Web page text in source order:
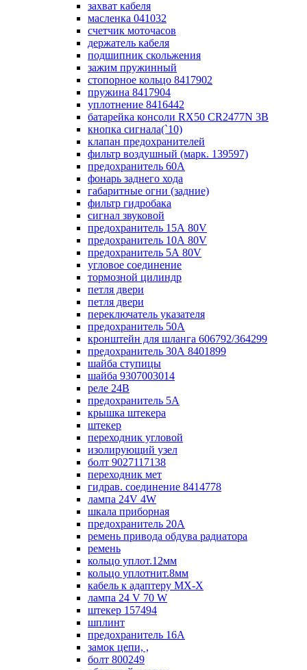
захват кабеля
масленка 041032
счетчик моточасов
держатель кабеля
подшипник скольжения
зажим пружинный
стопорное кольцо 8417902
пружина 8417904
уплотнение 8416442
батарейка консоли RX50 CR2477N 3B
кнопка сигнала(`10)
клапан предохранителей
фильтр воздушный (марк. 139597)
предохранитель 60А
фонарь заднего хода
габаритные огни (задние)
фильтр гидробака
сигнал звуковой
предохранитель 15А 80V
предохранитель 10А 80V
предохранитель 5А 80V
угловое соединение
тормозной цилиндр
петля двери
петля двери
переключатель указателя
предохранитель 50А
кронштейн для шланга 606792/364299
предохранитель 30А 8401899
шайба ступицы
шайба 9307003014
реле 24В
предохранитель 5А
крышка штекера
штекер
переходник угловой
изолирующий узел
болт 9027117138
переходник мет
гидрав. соединение 8414778
лампа 24V 4W
шкала приборная
предохранитель 20А
ремень привода обдува радиатора
ремень
кольцо уплот.12мм
кольцо уплотнит.8мм
кабель к адаптеру МХ-Х
лампа 24 V 70 W
штекер 157494
шплинт
предохранитель 16А
замок цепи, ,
болт 800249